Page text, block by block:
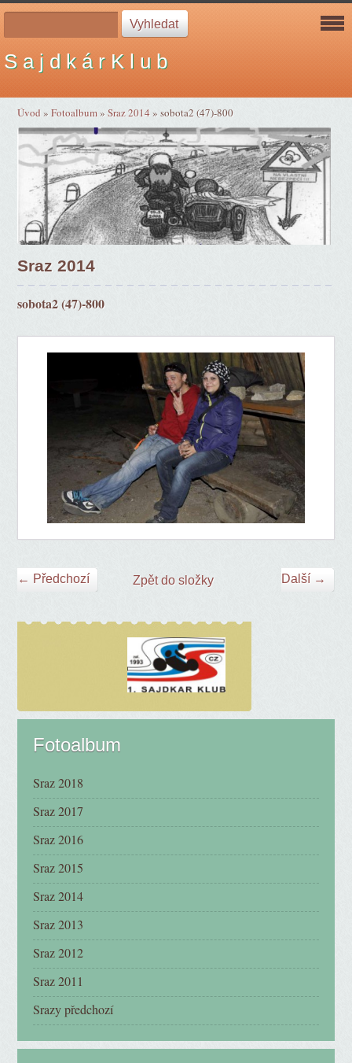
S a j d k á r K l u b
Úvod »Fotoalbum»Sraz 2014»sobota2 (47)-800
Sraz 2014
sobota2 (47)-800
← Předchozí Další →
Zpět do složky
Fotoalbum
Sraz 2018
Sraz 2017
Sraz 2016
Sraz 2015
Sraz 2014
Sraz 2013
Sraz 2012
Sraz 2011
Srazy předchozí